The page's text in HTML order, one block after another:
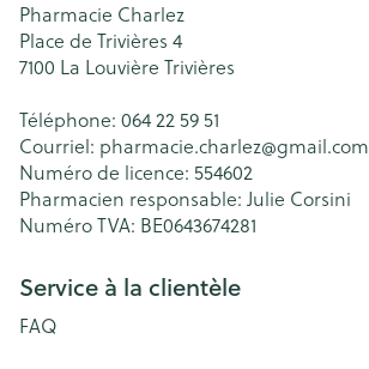
Pharmacie Charlez
Place de Trivières 4
7100 La Louvière Trivières
Téléphone: 064 22 59 51
Courriel: pharmacie.charlez@gmail.com
Numéro de licence: 554602
Pharmacien responsable: Julie Corsini
Numéro TVA: BE0643674281
Service à la clientèle
FAQ